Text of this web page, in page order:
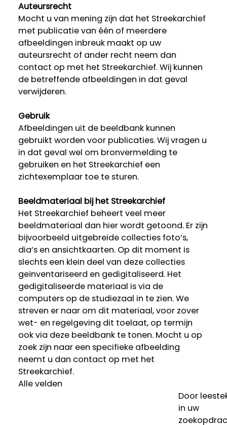
Auteursrecht
Mocht u van mening zijn dat het Streekarchief
met publicatie van één of meerdere
afbeeldingen inbreuk maakt op uw
auteursrecht of ander recht neem dan
contact op met het Streekarchief. Wij kunnen
de betreffende afbeeldingen in dat geval
verwijderen.
Gebruik
Afbeeldingen uit de beeldbank kunnen
gebruikt worden voor publicaties. Wij vragen u
in dat geval wel om bronvermelding te
gebruiken en het Streekarchief een
zichtexemplaar toe te sturen.
Beeldmateriaal bij het Streekarchief
Het Streekarchief beheert veel meer
beeldmateriaal dan hier wordt getoond. Er zijn
bijvoorbeeld uitgebreide collecties foto’s,
dia’s en ansichtkaarten. Op dit moment is
slechts een klein deel van deze collecties
geïnventariseerd en gedigitaliseerd. Het
gedigitaliseerde materiaal is via de
computers op de studiezaal in te zien. We
streven er naar om dit materiaal, voor zover
wet- en regelgeving dit toelaat, op termijn
ook via deze beeldbank te tonen. Mocht u op
zoek zijn naar een specifieke afbeelding
neemt u dan contact op met het
Streekarchief.
Alle velden
Door
in uw